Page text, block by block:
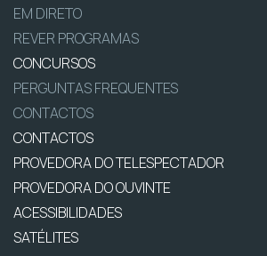
EM DIRETO
REVER PROGRAMAS
CONCURSOS
PERGUNTAS FREQUENTES
CONTACTOS
CONTACTOS
PROVEDORA DO TELESPECTADOR
PROVEDORA DO OUVINTE
ACESSIBILIDADES
SATÉLITES